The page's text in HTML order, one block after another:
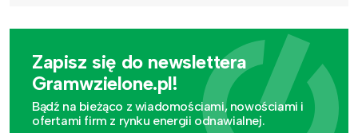
Zapisz się do newslettera
Gramwzielone.pl!
Bądź na bieżąco z wiadomościami, nowościami i
ofertami firm z rynku energii odnawialnej.